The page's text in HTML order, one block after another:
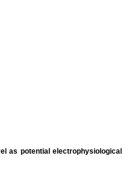
as potential electrophysiological